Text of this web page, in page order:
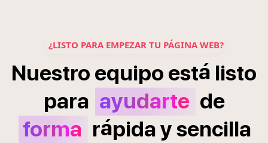
¿LISTO PARA EMPEZAR TU PÁGINA WEB?
Nuestro equipo está listo
para ayudarte de
forma rápidaysencilla